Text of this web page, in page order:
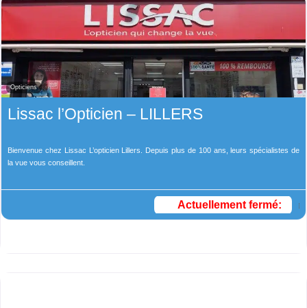
Opticiens
Lissac l’Opticien – LILLERS
Bienvenue chez Lissac L’opticien Lillers. Depuis plus de 100 ans, leurs spécialistes de
la vue vous conseillent.
Actuellement fermé: